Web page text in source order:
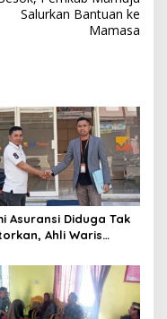
Salurkan Bantuan ke
Mamasa
Asuransi Diduga Tak
Ahli Waris
Sepadan Finance ke